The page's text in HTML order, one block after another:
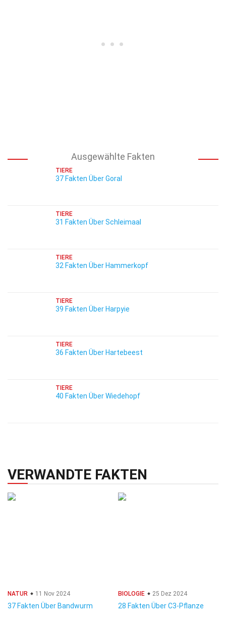
Ausgewählte Fakten
TIERE
37 Fakten Über Goral
TIERE
31 Fakten Über Schleimaal
TIERE
32 Fakten Über Hammerkopf
TIERE
39 Fakten Über Harpyie
TIERE
36 Fakten Über Hartebeest
TIERE
40 Fakten Über Wiedehopf
VERWANDTE FAKTEN
NATUR 11 Nov 2024
37 Fakten Über Bandwurm
BIOLOGIE 25 Dez 2024
28 Fakten Über C3-Pflanze